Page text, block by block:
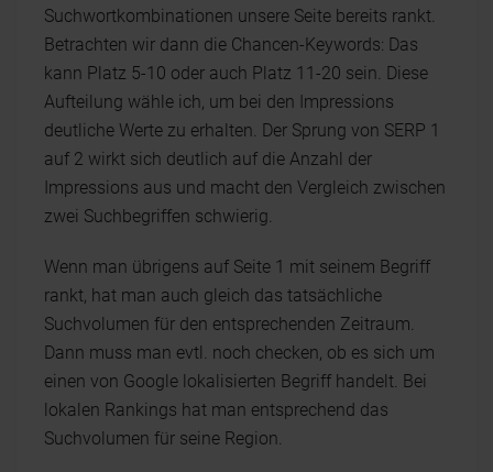
Suchwortkombinationen unsere Seite bereits rankt.
Betrachten wir dann die Chancen-Keywords: Das
kann Platz 5-10 oder auch Platz 11-20 sein. Diese
Aufteilung wähle ich, um bei den Impressions
deutliche Werte zu erhalten. Der Sprung von SERP 1
auf 2 wirkt sich deutlich auf die Anzahl der
Impressions aus und macht den Vergleich zwischen
zwei Suchbegriffen schwierig.
Wenn man übrigens auf Seite 1 mit seinem Begriff
rankt, hat man auch gleich das tatsächliche
Suchvolumen für den entsprechenden Zeitraum.
Dann muss man evtl. noch checken, ob es sich um
einen von Google lokalisierten Begriff handelt. Bei
lokalen Rankings hat man entsprechend das
Suchvolumen für seine Region.